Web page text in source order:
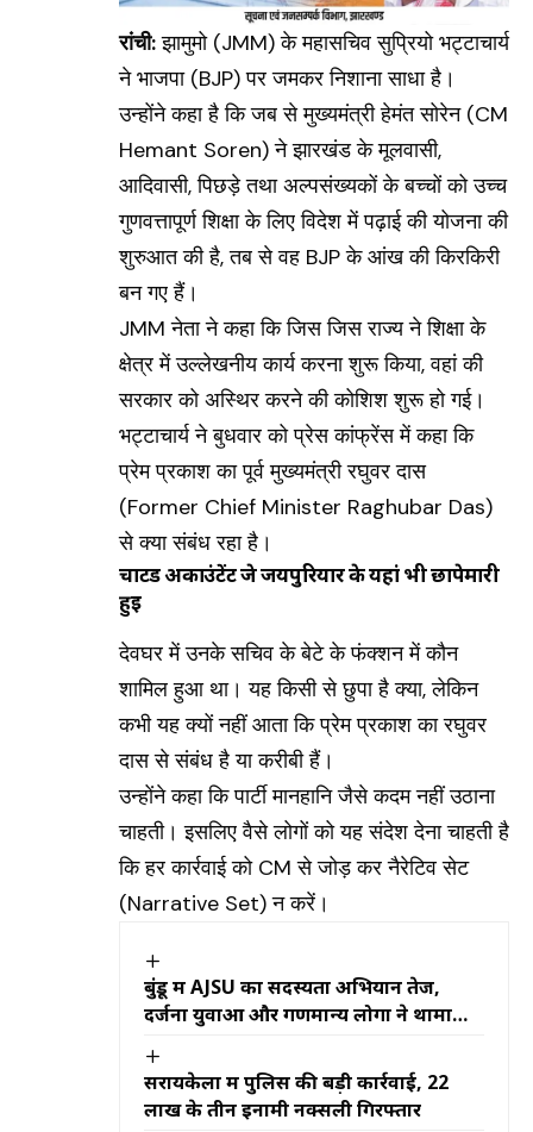
रांची:झामुमो (JMM)के महासचिव सुप्रियो भट्टाचार्य
ने भाजपा (BJP)पर जमकर निशाना साधा है।
उन्होंने कहा है कि जब से मुख्यमंत्री हेमंत सोरेन (CM
Hemant Soren)ने झारखंड के मूलवासी,
आदिवासी, पिछड़े तथा अल्पसंख्यकों के बच्चों को उच्च
गुणवत्तापूर्ण शिक्षा के लिए विदेश में पढ़ाई की योजना की
शुरुआत की है, तब से वह BJP के आंख की किरकिरी
बन गए हैं।
JMM नेता ने कहा कि जिस जिस राज्य ने शिक्षा के
क्षेत्र में उल्लेखनीय कार्य करना शुरू किया, वहां की
सरकार को अस्थिर करने की कोशिश शुरू हो गई।
भट्टाचार्य ने बुधवार को प्रेस कांफ्रेंस में कहा कि
प्रेम प्रकाश का पूर्व मुख्यमंत्री रघुवर दास
(Former Chief Minister Raghubar Das)
से क्या संबंध रहा है।
चार्टर्ड अकाउंटेंट जे जयपुरियार के यहां भी छापेमारी
हुई
देवघर में उनके सचिव के बेटे के फंक्शन में कौन
शामिल हुआ था। यह किसी से छुपा है क्या, लेकिन
कभी यह क्यों नहीं आता कि प्रेम प्रकाश का रघुवर
दास से संबंध है या करीबी हैं।
उन्होंने कहा कि पार्टी मानहानि जैसे कदम नहीं उठाना
चाहती। इसलिए वैसे लोगों को यह संदेश देना चाहती है
कि हर कार्रवाई को CM से जोड़ कर नैरेटिव सेट
(Narrative Set) न करें।
बुंडू में AJSU का सदस्यता अभियान तेज,
दर्जनों युवाओं और गणमान्य लोगों ने थामा
सरायकेला में पुलिस की बड़ी कार्रवाई, 22
लाख के तीन इनामी नक्सली गिरफ्तार